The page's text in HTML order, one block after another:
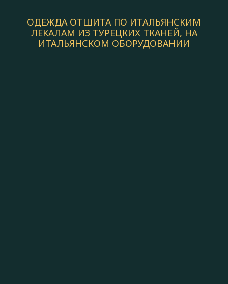
ОДЕЖДА ОТШИТА ПО ИТАЛЬЯНСКИМ
ЛЕКАЛАМ ИЗ ТУРЕЦКИХ ТКАНЕЙ, НА
ИТАЛЬЯНСКОМ ОБОРУДОВАНИИ